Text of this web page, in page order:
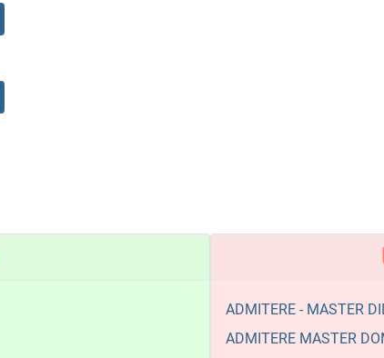
ADMITERE - MASTER
ADMITERE MASTER